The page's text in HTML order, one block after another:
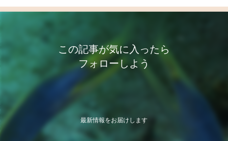
この記事が気に入ったら
フォローしよう
最新情報をお届けします